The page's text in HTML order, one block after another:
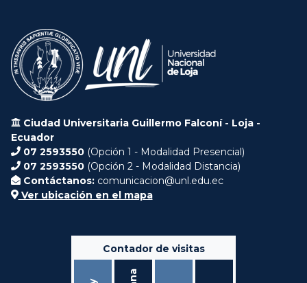
Ciudad Universitaria Guillermo Falconí - Loja -
Ecuador
07 2593550 (Opción 1 - Modalidad Presencial)
07 2593550 (Opción 2 - Modalidad Distancia)
Contáctanos: comunicacion@unl.edu.ec
Ver ubicación en el mapa
Contador de visitas